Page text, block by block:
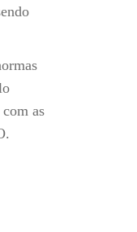
as